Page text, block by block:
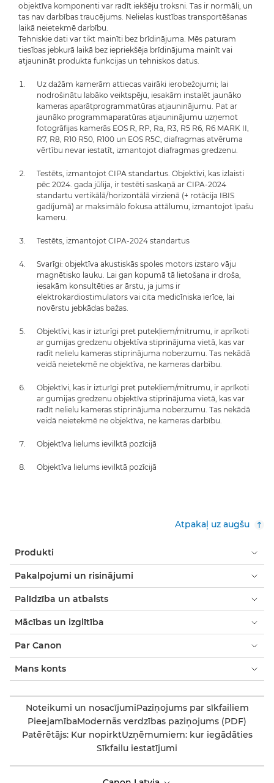
objektīva komponenti var radīt iekšēju troksni. Tas ir normāli, un
tas nav darbības traucējums. Nelielas kustības transportēšanas
laikā neietekmē darbību.
Tehniskie dati var tikt mainīti bez brīdinājuma. Mēs paturam
tiesības jebkurā laikā bez iepriekšēja brīdinājuma mainīt vai
atjaunināt produkta funkcijas un tehniskos datus.
Uz dažām kamerām attiecas vairāki ierobežojumi; lai
nodrošinātu labāko veiktspēju, iesakām instalēt jaunāko
kameras aparātprogrammatūras atjauninājumu. Pat ar
jaunāko programmaparatūras atjauninājumu uzņemot
fotogrāfijas kamerās EOS R, RP, Ra, R3, R5 R6, R6 MARK II,
R7, R8, R10 R50, R100 un EOS R5C, diafragmas atvēruma
vērtību nevar iestatīt, izmantojot diafragmas gredzenu.
Testēts, izmantojot CIPA standartus. Objektīvi, kas izlaisti
pēc 2024. gada jūlija, ir testēti saskaņā ar CIPA-2024
standartu vertikālā/horizontālā virzienā (+ rotācija IBIS
gadījumā) ar maksimālo fokusa attālumu, izmantojot īpašu
kameru.
Testēts, izmantojot CIPA-2024 standartus
Svarīgi: objektīva akustiskās spoles motors izstaro vāju
magnētisko lauku. Lai gan kopumā tā lietošana ir droša,
iesakām konsultēties ar ārstu, ja jums ir
elektrokardiostimulators vai cita medicīniska ierīce, lai
novērstu jebkādas bažas.
Objektīvi, kas ir izturīgi pret putekļiem/mitrumu, ir aprīkoti
ar gumijas gredzenu objektīva stiprinājuma vietā, kas var
radīt nelielu kameras stiprinājuma noberzumu. Tas nekādā
veidā neietekmē ne objektīva, ne kameras darbību.
Objektīvi, kas ir izturīgi pret putekļiem/mitrumu, ir aprīkoti
ar gumijas gredzenu objektīva stiprinājuma vietā, kas var
radīt nelielu kameras stiprinājuma noberzumu. Tas nekādā
veidā neietekmē ne objektīva, ne kameras darbību.
Objektīva lielums ievilktā pozīcijā
Objektīva lielums ievilktā pozīcijā
Atpakaļ uz augšu
Produkti
Pakalpojumi un risinājumi
Palīdzība un atbalsts
Mācības un izglītība
Par Canon
Mans konts
Noteikumi un nosacījumiPaziņojums par sīkfailiem
PieejamībaModernās verdzības paziņojums (PDF)
Patērētājs: Kur nopirktUzņēmumiem: kur iegādāties
Sīkfailu iestatījumi